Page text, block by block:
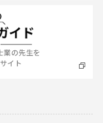
業の先生を
イト